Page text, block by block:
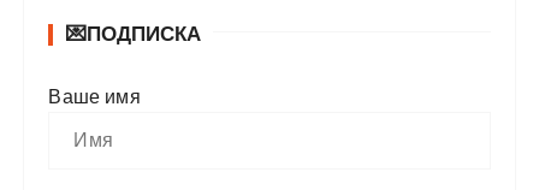
💌ПОДПИСКА
Ваше имя